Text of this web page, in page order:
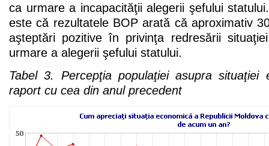
ca urmare a incapacităţii alegerii şefului
este că rezultatele BOP arată că aproximativ
aşteptări pozitive în privinţa redresării
urmare a alegerii şefului statului.
Tabel 3. Percepţia populaţiei asupra situaţiei
raport cu cea din anul precedent